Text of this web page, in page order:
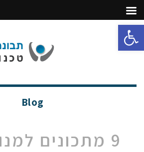
פתח סרגל נגישות
תפריט
Blog
9 מתכונים